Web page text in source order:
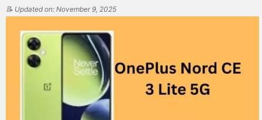
📝 Updated on: November 9, 2025